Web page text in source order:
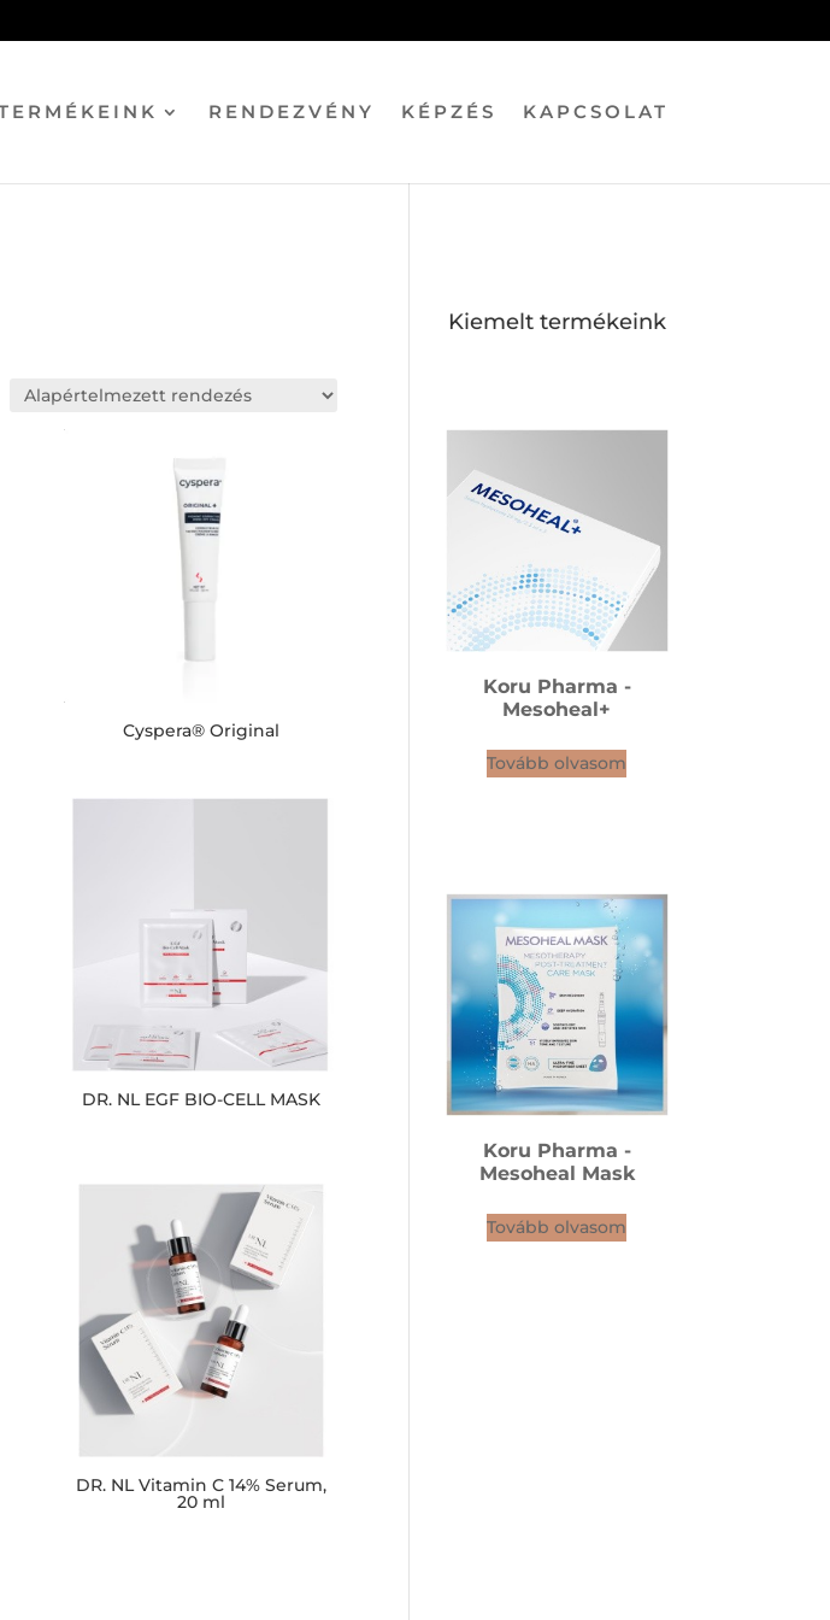
RENDEZVÉNY KÉPZÉS KAPCSOLAT
Cyspera® Original
DR. NL EGF BIO-CELL MASK
DR. NL Vitamin C 14% Serum,
20 ml
Kiemelt termékeink
Koru Pharma -
Mesoheal+
Tovább olvasom
Koru Pharma -
Mesoheal Mask
Tovább olvasom